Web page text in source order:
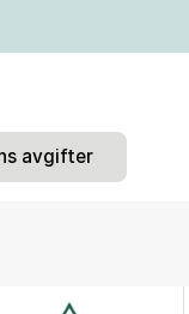
avgifter